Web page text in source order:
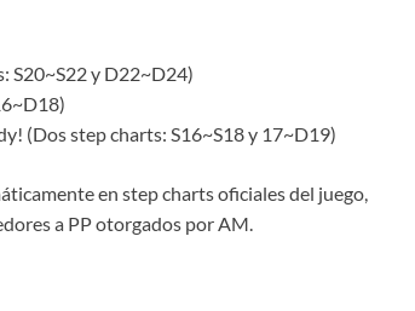
S20~S22 y D22~D24)
(Dos step charts: S16~S18 y 17~D19)
en step charts oficiales del juego,
a PP otorgados por AM.